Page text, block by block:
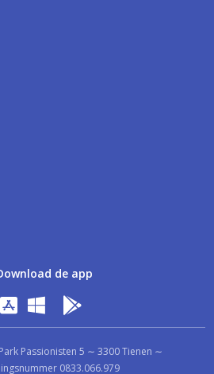
de app
Passionisten 5 ∼ 3300 Tienen ∼
0833.066.979